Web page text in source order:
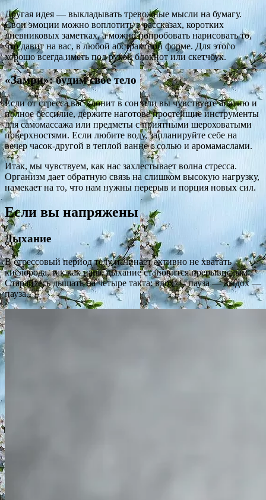
Другая идея — выкладывать тревожные мысли на бумагу.
Свои эмоции можно воплотить в рассказах, коротких
дневниковых заметках, а можно попробовать нарисовать то,
что давит на вас, в любой абстрактной форме. Для этого
хорошо всегда иметь под рукой блокнот или скетчбук.
«Замри»: будим свое тело
Если от стресса вас клонит в сон или вы чувствуете апатию и
полное бессилие, держите наготове простейшие инструменты
для самомассажа или предметы с приятными шероховатыми
поверхностями. Если любите воду, запланируйте себе на
вечер часок-другой в теплой ванне с солью и аромамаслами.
Итак, мы чувствуем, как нас захлестывает волна стресса.
Организм дает обратную связь на слишком высокую нагрузку,
намекает на то, что нам нужны перерыв и порция новых сил.
Если вы напряжены
Дыхание
В стрессовый период телу начинает активно не хватать
кислорода, так как наше дыхание становится прерывистым.
Старайтесь дышать на четыре такта: вдох — пауза — выдох —
пауза.